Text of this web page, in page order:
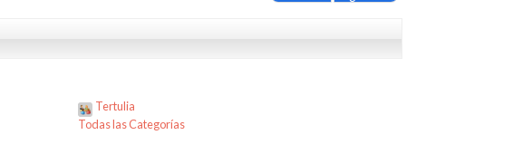
Tertulia
Todas las Categorías